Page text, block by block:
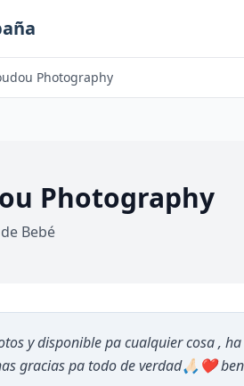
Photography
Photography
Bebé
y disponible pa cualquier cosa ,
gracias pa todo de verdad🙏🏻❤️